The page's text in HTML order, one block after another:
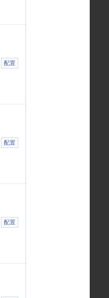
配置
配置
配置